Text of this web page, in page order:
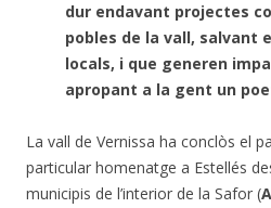
dur endavant projectes
pobles de la vall, salvant
locals, i que generen
apropant a la gent un
La vall de Vernissa ha conclòs el
particular homenatge a Estellés
municipis de l’interior de la Safor (